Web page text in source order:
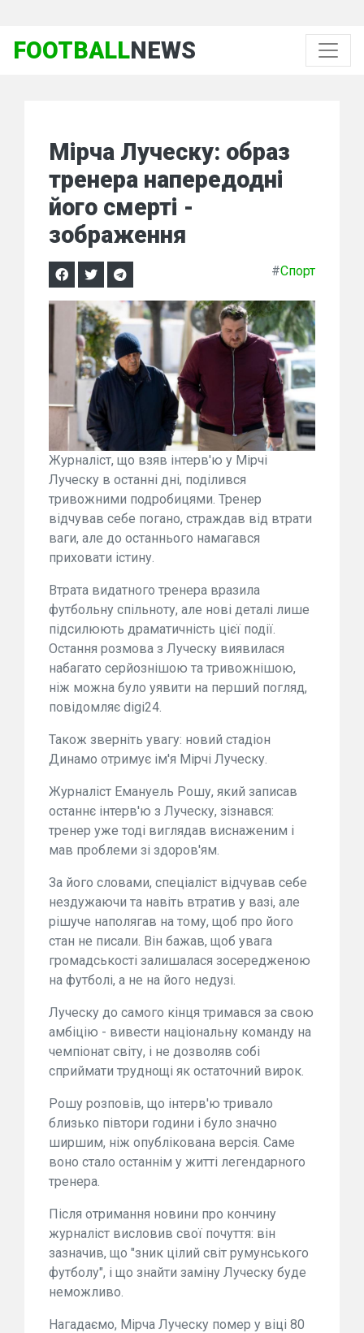
FOOTBALLNEWS
Мірча Луческу: образ
тренера напередодні
його смерті -
зображення
#Спорт
Журналіст, що взяв інтерв'ю у Мірчі
Луческу в останні дні, поділився
тривожними подробицями. Тренер
відчував себе погано, страждав від втрати
ваги, але до останнього намагався
приховати істину.
Втрата видатного тренера вразила
футбольну спільноту, але нові деталі лише
підсилюють драматичність цієї події.
Остання розмова з Луческу виявилася
набагато серйознішою та тривожнішою,
ніж можна було уявити на перший погляд,
повідомляє digi24.
Також зверніть увагу: новий стадіон
Динамо отримує ім'я Мірчі Луческу.
Журналіст Емануель Рошу, який записав
останнє інтерв'ю з Луческу, зізнався:
тренер уже тоді виглядав виснаженим і
мав проблеми зі здоров'ям.
За його словами, спеціаліст відчував себе
нездужаючи та навіть втратив у вазі, але
рішуче наполягав на тому, щоб про його
стан не писали. Він бажав, щоб увага
громадськості залишалася зосередженою
на футболі, а не на його недузі.
Луческу до самого кінця тримався за свою
амбіцію - вивести національну команду на
чемпіонат світу, і не дозволяв собі
сприймати труднощі як остаточний вирок.
Рошу розповів, що інтерв'ю тривало
близько півтори години і було значно
ширшим, ніж опублікована версія. Саме
воно стало останнім у житті легендарного
тренера.
Після отримання новини про кончину
журналіст висловив свої почуття: він
зазначив, що "зник цілий світ румунського
футболу", і що знайти заміну Луческу буде
неможливо.
Нагадаємо, Мірча Луческу помер у віці 80